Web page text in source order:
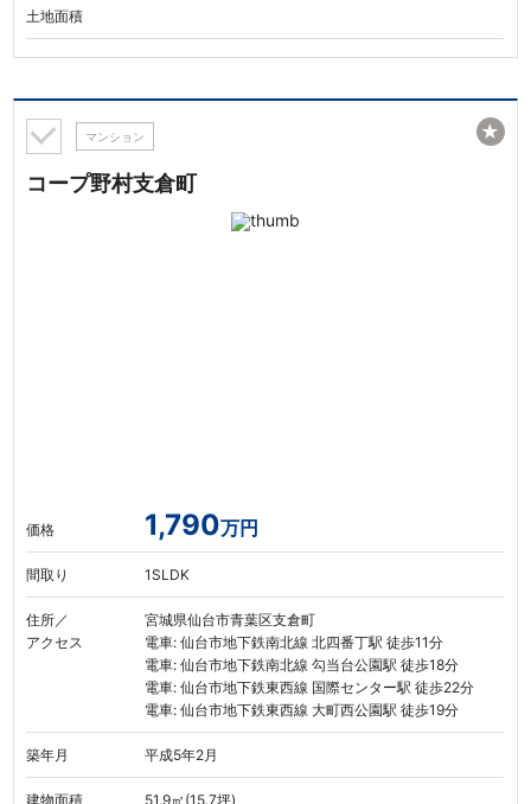
土地面積
マンション
コープ野村支倉町
価格 1,790万円
間取り 1SLDK
住所／
アクセス
宮城県仙台市青葉区支倉町
電車: 仙台市地下鉄南北線 北四番丁駅 徒歩11分
電車: 仙台市地下鉄南北線 勾当台公園駅 徒歩18分
電車: 仙台市地下鉄東西線 国際センター駅 徒歩22分
電車: 仙台市地下鉄東西線 大町西公園駅 徒歩19分
築年月 平成5年2月
建物面積 51.9㎡(15.7坪)
★